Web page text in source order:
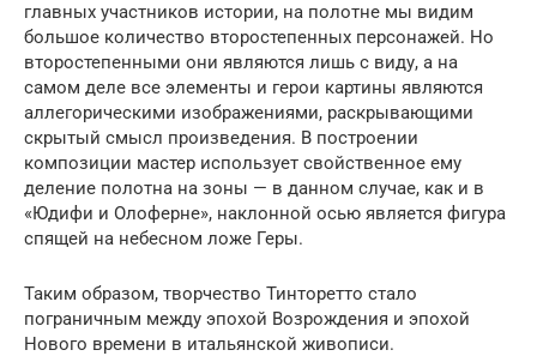
главных участников истории, на полотне мы видим
большое количество второстепенных персонажей. Но
второстепенными они являются лишь с виду, а на
самом деле все элементы и герои картины являются
аллегорическими изображениями, раскрывающими
скрытый смысл произведения. В построении
композиции мастер использует свойственное ему
деление полотна на зоны — в данном случае, как и в
«Юдифи и Олоферне», наклонной осью является фигура
спящей на небесном ложе Геры.
Таким образом, творчество Тинторетто стало
пограничным между эпохой Возрождения и эпохой
Нового времени в итальянской живописи.